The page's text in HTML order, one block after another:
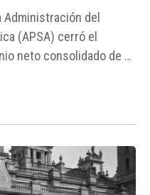
del
(APSA) cerró el
neto consolidado de 2.
embargo, el resultado